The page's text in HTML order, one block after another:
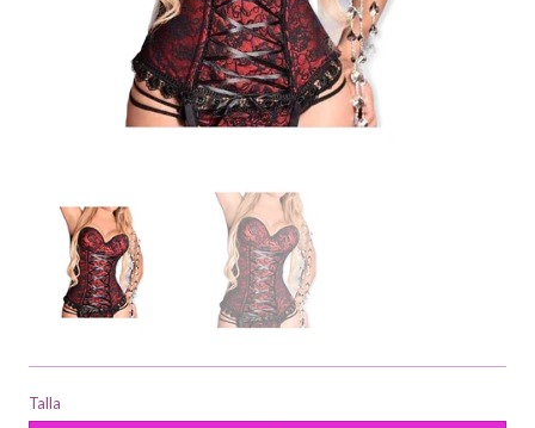
Talla